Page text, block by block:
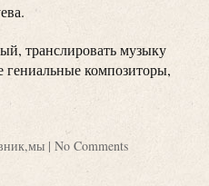
транслировать музыку
гениальные композиторы,
,мы| No Comments